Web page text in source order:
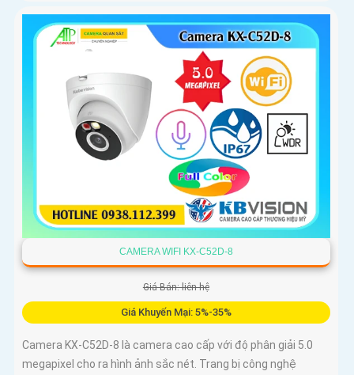
CAMERA WIFI KX-C52D-8
Giá Bán: liên hệ
Giá Khuyến Mại: 5%-35%
Camera KX-C52D-8 là camera cao cấp với độ phân giải 5.0
megapixel cho ra hình ảnh sắc nét. Trang bị công nghệ